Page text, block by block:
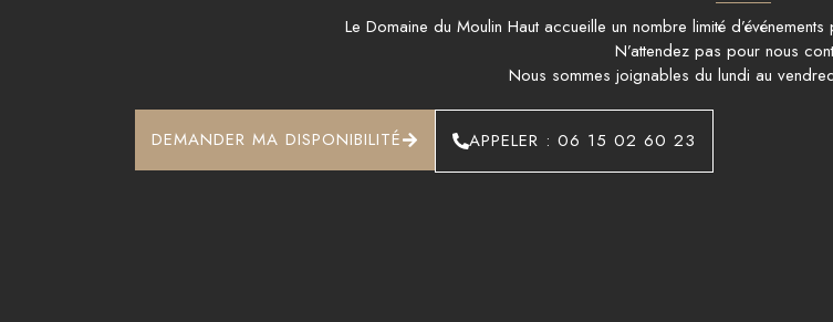
Le Domaine du Moulin Haut accueille un nombre limité
N’attendez pas pour nous
Nous sommes joignables du lundi au
DEMANDER MA DISPONIBILITÉ APPELER : 06 15 02 60 23